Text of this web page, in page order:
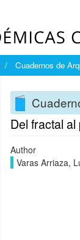
Cuadernos de
Del fractal
Author
Varas Arriaza,